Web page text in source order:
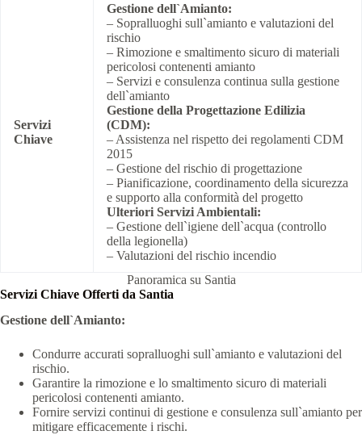
Servizi
Chiave
Gestione dell`Amianto:
– Sopralluoghi sull`amianto e valutazioni del
rischio
– Rimozione e smaltimento sicuro di materiali
pericolosi contenenti amianto
– Servizi e consulenza continua sulla gestione
dell`amianto
Gestione della Progettazione Edilizia
(CDM):
– Assistenza nel rispetto dei regolamenti CDM
2015
– Gestione del rischio di progettazione
– Pianificazione, coordinamento della sicurezza
e supporto alla conformità del progetto
Ulteriori Servizi Ambientali:
– Gestione dell`igiene dell`acqua (controllo
della legionella)
– Valutazioni del rischio incendio
Panoramica su Santia
Servizi Chiave Offerti da Santia
Gestione dell`Amianto:
Condurre accurati sopralluoghi sull`amianto e valutazioni del
rischio.
Garantire la rimozione e lo smaltimento sicuro di materiali
pericolosi contenenti amianto.
Fornire servizi continui di gestione e consulenza sull`amianto per
mitigare efficacemente i rischi.